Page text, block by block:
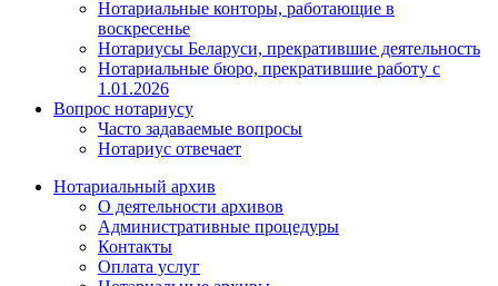
Нотариальные конторы, работающие в
воскресенье
Нотариусы Беларуси, прекратившие деятельность
Нотариальные бюро, прекратившие работу с
1.01.2026
Вопрос нотариусу
Часто задаваемые вопросы
Нотариус отвечает
Нотариальный архив
О деятельности архивов
Административные процедуры
Контакты
Оплата услуг